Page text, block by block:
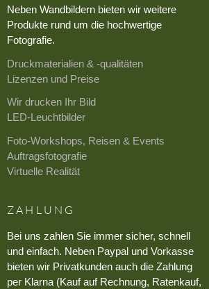
Neben Wandbildern bieten wir weitere
Produkte rund um die hochwertige
Fotografie.
Druckmaterialien & -qualitäten
Lizenzen und Preise
Wir drucken Ihr Bild
LED-Leuchtbilder
Foto-Workshops, Reisen & Events
Auftragsfotografie
Virtuelle Realität
ZAHLUNG
Bei uns zahlen Sie immer sicher, schnell
und einfach. Neben Paypal und Vorkasse
bieten wir Privatkunden auch die Zahlung
per Klarna (Kauf auf Rechnung, Ratenkauf,